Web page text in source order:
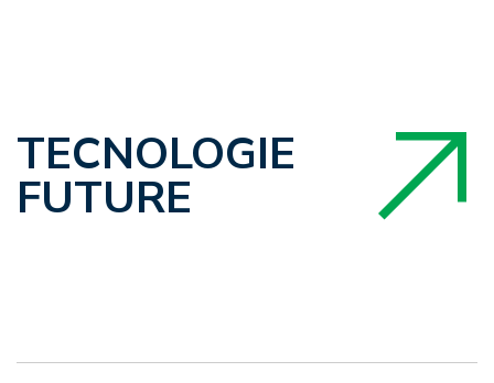
TECNOLOGIE
FUTURE